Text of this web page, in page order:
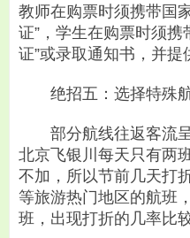
教师在购票时须携带国
证”，学生在购票时须携
证”或录取通知书，并提
绝招五：选择特殊
部分航线往返客流呈
北京飞银川每天只有两
不加，所以节前几天打
等旅游热门地区的航班
班，出现打折的几率比较